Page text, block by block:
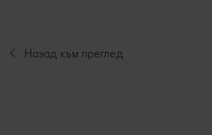
Назад към преглед